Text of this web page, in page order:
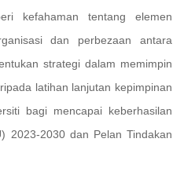
kefahaman tentang elemen
dan perbezaan antara
strategi dalam memimpin
latihan lanjutan kepimpinan
bagi mencapai keberhasilan
2023-2030 dan Pelan Tindakan